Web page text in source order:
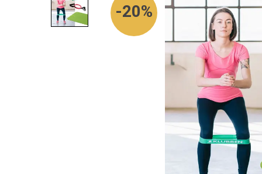
20%